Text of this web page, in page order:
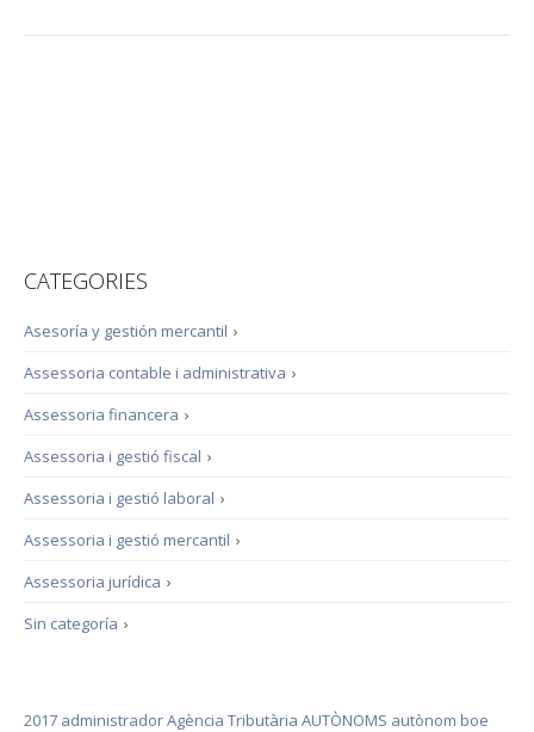
CATEGORIES
›
Asesoría y gestión mercantil
›
Assessoria contable i administrativa
›
Assessoria financera
›
Assessoria i gestió fiscal
›
Assessoria i gestió laboral
›
Assessoria i gestió mercantil
›
Assessoria jurídica
›
Sin categoría
2017 administradorAgència Tributària AUTÒNOMS autònom boe